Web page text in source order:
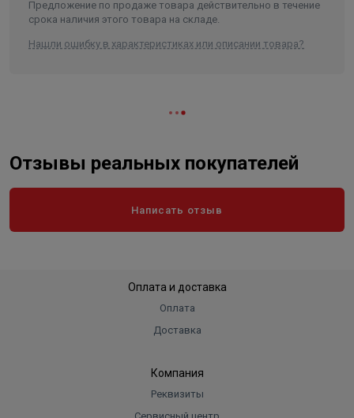
Предложение по продаже товара действительно в течение
срока наличия этого товара на складе.
Нашли ошибку в характеристиках или описании товара?
Отзывы реальных покупателей
Написать отзыв
Оплата и доставка
Оплата
Доставка
Компания
Реквизиты